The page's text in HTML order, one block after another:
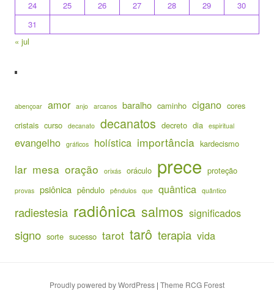
24
25 26 27 28 29
30
31
« jul
abençoar amor anjo arcanos baralho caminho cigano cores
cristais curso decanato decanatos decreto dia espiritual
evangelho gráficos holística importância kardecismo
lar mesa oração orixás oráculo prece proteção
provas psiônica pêndulo pêndulos que quântica quântico
radiestesia radiônica salmos significados
signo sorte sucesso tarot tarô terapia vida
Proudly powered by WordPress | Theme RCG Forest